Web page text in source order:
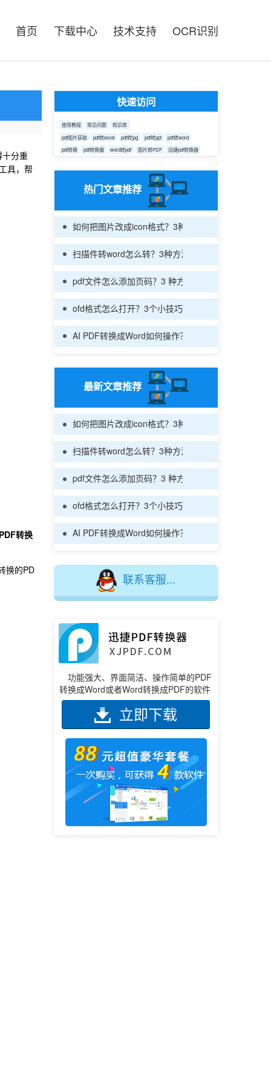
首页 下载中心 技术支持 OCR识别
分重
具，帮
转换
换的PD
快速访问
使用教程 常见问题
知识库
pdf图片获取
pdf转excel pdf转jpg pdf转ppt
pdf转word
pdf转换
pdf转换器 word转pdf 图片转PDF 迅捷pdf转换器
热门文章推荐
如何把图片改成icon格式？3种方法搞定格式转换
扫描件转word怎么转？3种方法一看就会
pdf文件怎么添加页码？3 种方法轻松搞定
ofd格式怎么打开？3个小技巧快速打开
AI PDF转换成Word如何操作？分享几个转换工具帮
最新文章推荐
如何把图片改成icon格式？3种方法搞定格式转换
扫描件转word怎么转？3种方法一看就会
pdf文件怎么添加页码？3 种方法轻松搞定
ofd格式怎么打开？3个小技巧快速打开
AI PDF转换成Word如何操作？分享几个转换工具帮
联系客服...
功能强大、界面简洁、操作简单的PDF
转换成Word或者Word转换成PDF的软件
立即下载